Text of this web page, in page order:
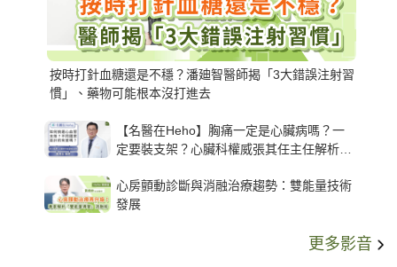
按時打針血糖還是不穩？潘廸智醫師揭「3大錯誤注射習
慣」、藥物可能根本沒打進去
【名醫在Heho】胸痛一定是心臟病嗎？一
定要裝支架？心臟科權威張其任主任解析支
心房顫動診斷與消融治療趨勢：雙能量技術
發展
更多影音